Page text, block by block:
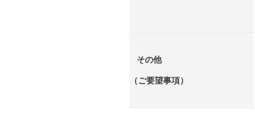
その他
（ご要望事項）